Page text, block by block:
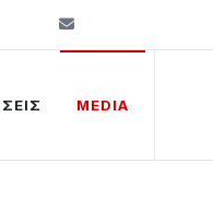
MEDIA